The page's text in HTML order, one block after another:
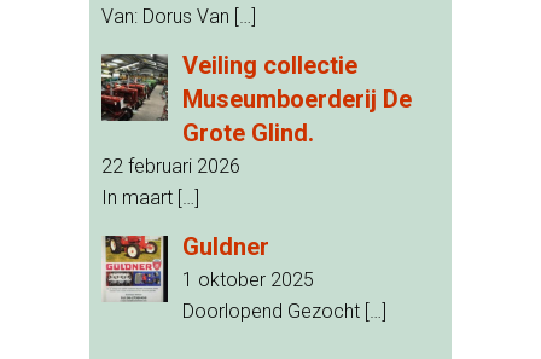
Van: Dorus Van […]
Veiling collectie
Museumboerderij De
Grote Glind.
22 februari 2026
In maart […]
Guldner
1 oktober 2025
Doorlopend Gezocht […]